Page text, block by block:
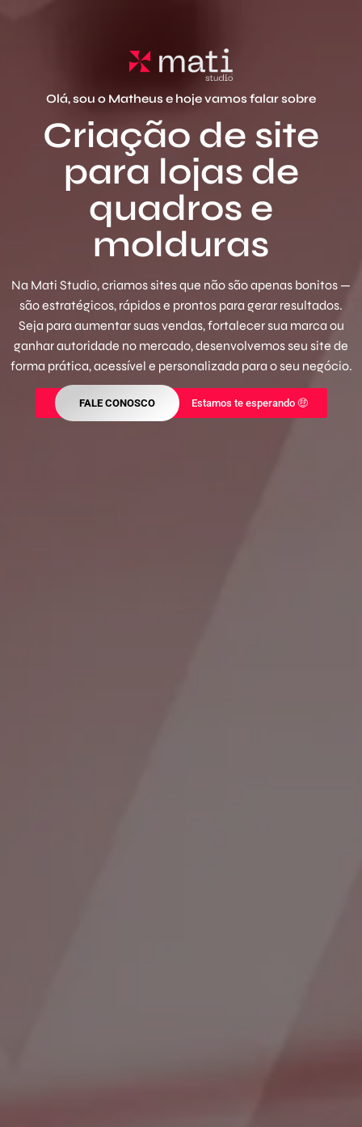
Olá, sou o Matheus e hoje vamos falar sobre
Criação de site
para lojas de
quadros e
molduras
Na Mati Studio, criamos sites que não são apenas bonitos —
são estratégicos, rápidos e prontos para gerar resultados.
Seja para aumentar suas vendas, fortalecer sua marca ou
ganhar autoridade no mercado, desenvolvemos seu site de
forma prática, acessível e personalizada para o seu negócio.
FALE CONOSCO Estamos te esperando 🤑